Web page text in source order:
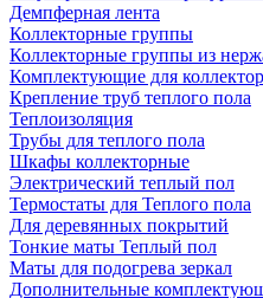
Демпферная лента
Коллекторные группы
Коллекторные группы из
Комплектующие для
Крепление труб теплого пола
Теплоизоляция
Трубы для теплого пола
Шкафы коллекторные
Электрический теплый пол
Термостаты для Теплого пола
Для деревянных покрытий
Тонкие маты Теплый пол
Маты для подогрева зеркал
Дополнительные